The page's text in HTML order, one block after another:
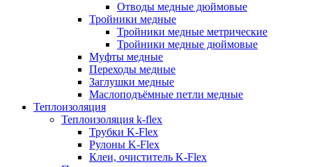
Отводы медные дюймовые
Тройники медные
Тройники медные метрические
Тройники медные дюймовые
Муфты медные
Переходы медные
Заглушки медные
Маслоподъёмные петли медные
Теплоизоляция
Теплоизоляция k-flex
Трубки K-Flex
Рулоны K-Flex
Клеи, очиститель K-Flex